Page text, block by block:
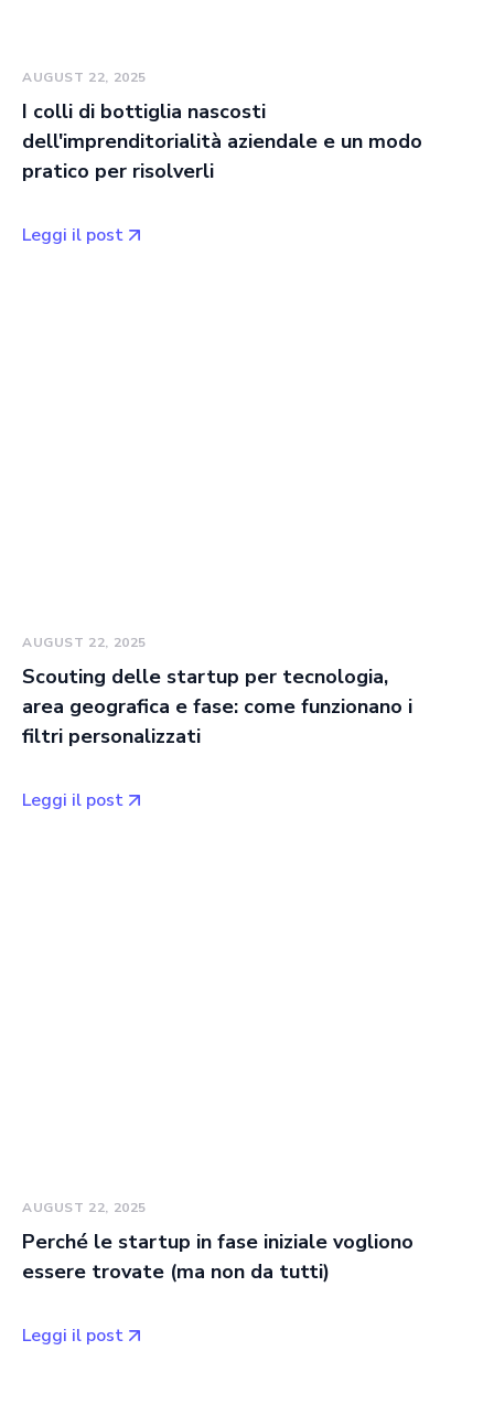
AUGUST 22, 2025
I colli di bottiglia nascosti
dell'imprenditorialità aziendale e un modo
pratico per risolverli
Leggi il post
AUGUST 22, 2025
Scouting delle startup per tecnologia,
area geografica e fase: come funzionano i
filtri personalizzati
Leggi il post
AUGUST 22, 2025
Perché le startup in fase iniziale vogliono
essere trovate (ma non da tutti)
Leggi il post